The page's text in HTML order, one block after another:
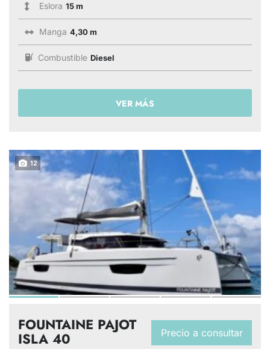
Eslora 15 m
Manga 4,30 m
Combustible Diesel
VER MÁS
12
Precio a consultar
FOUNTAINE PAJOT
ISLA 40